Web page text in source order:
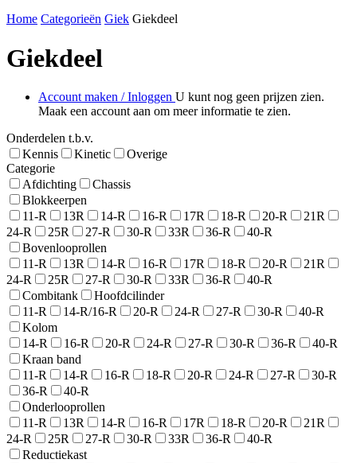
Home Categorieën Giek Giekdeel
Giekdeel
Account maken / Inloggen U kunt nog geen prijzen zien.
Maak een account aan om meer informatie te zien.
Onderdelen t.b.v.
Kennis
Kinetic
Overige
Categorie
Afdichting
Chassis
Blokkeerpen
11-R
13R 14-R 16-R 17R 18-R 20-R
21R
24-R
25R 27-R 30-R 33R 36-R
40-R
Bovenlooprollen
11-R
13R 14-R 16-R 17R 18-R 20-R
21R
24-R
25R 27-R 30-R 33R 36-R
40-R
Combitank
Hoofdcilinder
11-R
14-R/16-R 20-R 24-R 27-R 30-R
40-R
Kolom
14-R
16-R 20-R 24-R 27-R 30-R 36-R
40-R
Kraan band
11-R
14-R 16-R 18-R 20-R 24-R 27-R
30-R
36-R
40-R
Onderlooprollen
11-R
13R 14-R 16-R 17R 18-R 20-R
21R
24-R
25R 27-R 30-R 33R 36-R
40-R
Reductiekast